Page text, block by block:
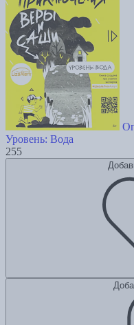
Уровень: Вода
255